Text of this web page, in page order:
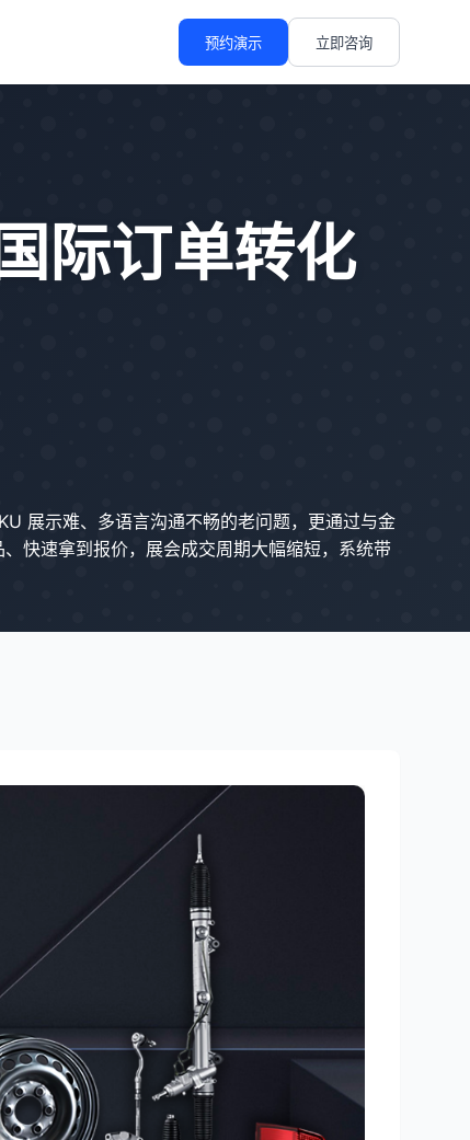
预约演示 立即咨询
际订单转化
展示难、多语言沟通不畅的老问题，更通过与金
快速拿到报价，展会成交周期大幅缩短，系统带